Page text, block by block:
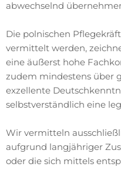
abwechselnd
Die polnischen
vermittelt werden,
eine äußerst hohe
zudem mindestens über
exzellente
selbstverständlich eine
Wir vermitteln
aufgrund langjähriger
oder die sich mittels